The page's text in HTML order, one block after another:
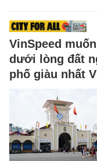
VinSpeed
dưới lòng đất
phố giàu nhất